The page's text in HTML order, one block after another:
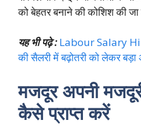
को बेहतर बनाने की कोशिश की जा
यह भी पढ़े : Labour Salary
की सैलरी में बढ़ोतरी को लेकर
मजदूर अपनी
कैसे प्राप्त करें